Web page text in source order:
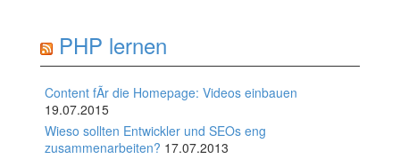
PHP lernen
Content fÃr die Homepage: Videos einbauen
19.07.2015
Wieso sollten Entwickler und SEOs eng
zusammenarbeiten? 17.07.2013